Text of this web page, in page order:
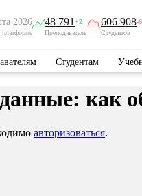
2026
платформе
48 791 +2
Преподаватель
606 908-
Студентов
Студентам
как
авторизоваться.